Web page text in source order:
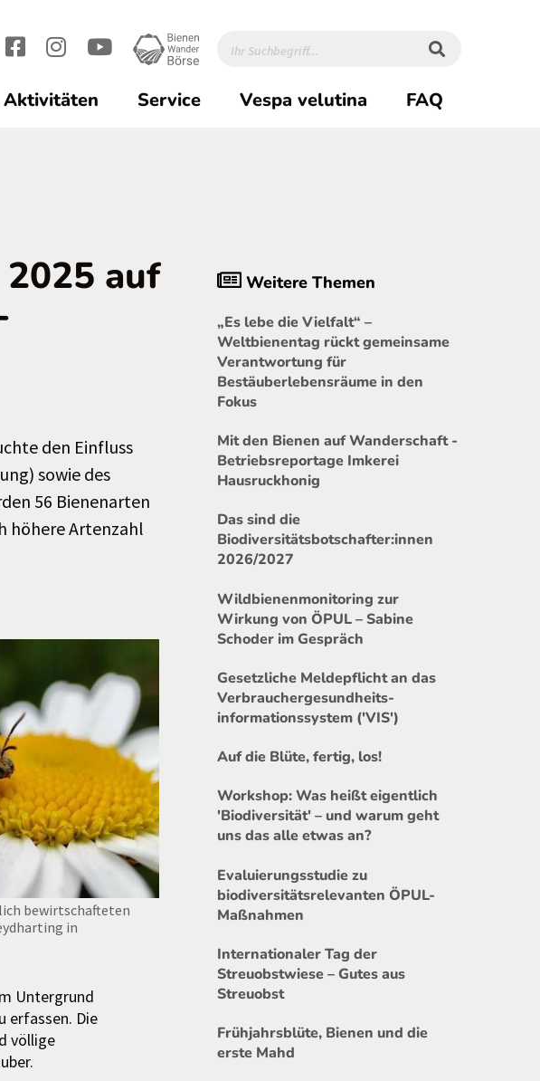
Aktivitäten Service Vespa velutina FAQ
auf
den Einfluss
sowie des
56 Bienenarten
höhere Artenzahl
bewirtschafteten
in
Untergrund
erfassen. Die
völlige
Weitere Themen
„Es lebe die Vielfalt“ –
Weltbienentag rückt gemeinsame
Verantwortung für
Bestäuberlebensräume in den
Fokus
Mit den Bienen auf Wanderschaft -
Betriebsreportage Imkerei
Hausruckhonig
Das sind die
Biodiversitätsbotschafter:innen
2026/2027
Wildbienenmonitoring zur
Wirkung von ÖPUL – Sabine
Schoder im Gespräch
Gesetzliche Meldepflicht an das
Verbrauchergesundheits-
informationssystem ('VIS')
Auf die Blüte, fertig, los!
Workshop: Was heißt eigentlich
'Biodiversität' – und warum geht
uns das alle etwas an?
Evaluierungsstudie zu
biodiversitätsrelevanten ÖPUL-
Maßnahmen
Internationaler Tag der
Streuobstwiese – Gutes aus
Streuobst
Frühjahrsblüte, Bienen und die
erste Mahd